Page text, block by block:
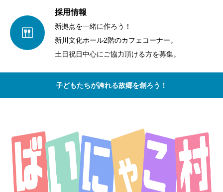
採用情報
新拠点を一緒に作ろう！
新川文化ホール2階のカフェコーナー。
土日祝日中心にご協力頂ける方を募集。
子どもたちが誇れる故郷を創ろう！